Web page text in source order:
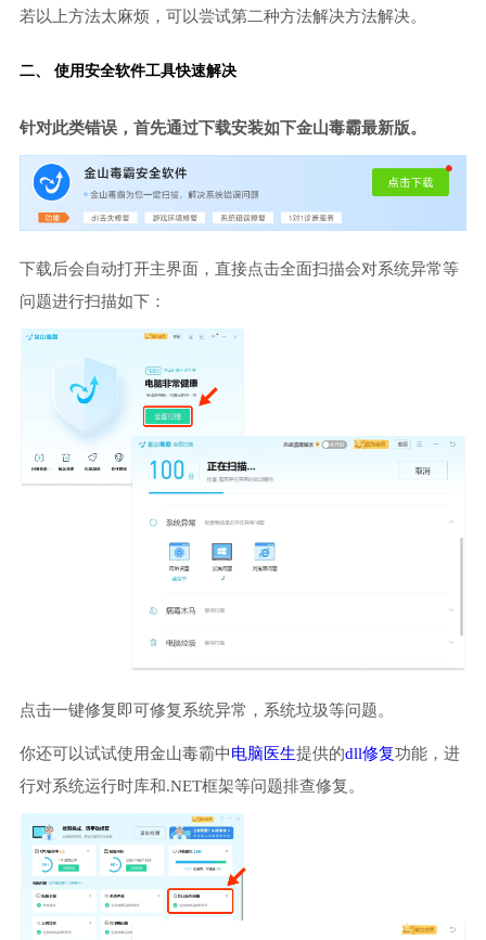
若以上方法太麻烦，可以尝试第二种方法解决方法解决。
二、 使用安全软件工具快速解决
针对此类错误，首先通过下载安装如下金山毒霸最新版。
下载后会自动打开主界面，直接点击全面扫描会对系统异常等
问题进行扫描如下：
点击一键修复即可修复系统异常，系统垃圾等问题。
你还可以试试使用金山毒霸中电脑医生提供的dll修复功能，进
行对系统运行时库和.NET框架等问题排查修复。